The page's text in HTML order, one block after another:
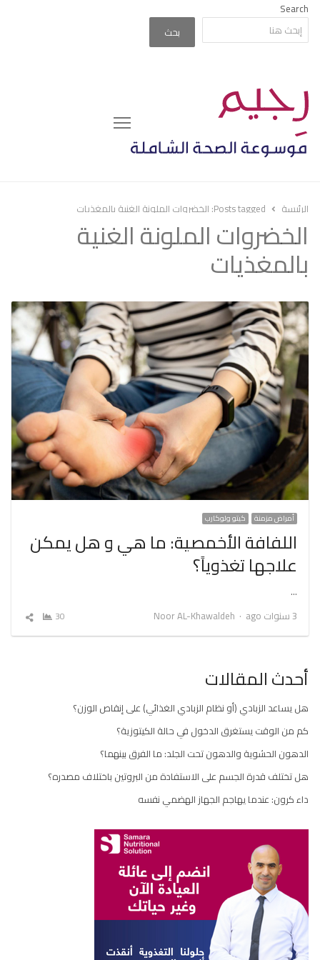
Search
بحث
Menu
الرئيسة Posts tagged: الخضروات الملونة الغنية بالمغذيات
الخضروات الملونة الغنية
بالمغذيات
أمراض مزمنة كيتو ولوكارب
اللفافة الأخمصية: ما هي و هل يمكن
علاجها تغذوياً؟
…
3 سنوات ago
Author
Noor AL-Khawaldeh
30
شارك
أحدث المقالات
هل يساعد الزبادي (أو نظام الزبادي الغذائي) على إنقاص الوزن؟
كم من الوقت يستغرق الدخول في حالة الكيتوزية؟
الدهون الحشوية والدهون تحت الجلد: ما الفرق بينهما؟
هل تختلف قدرة الجسم على الاستفادة من البروتين باختلاف مصدره؟
داء كرون: عندما يهاجم الجهاز الهضمي نفسه